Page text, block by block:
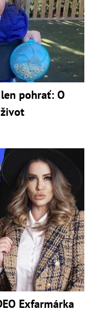
pohrať: O
Exfarmárka